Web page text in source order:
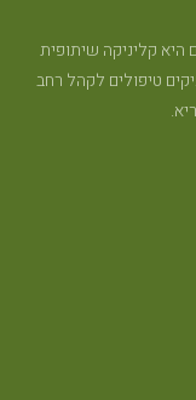
היא קליניקה שיתופית
טיפולים לקהל רחב